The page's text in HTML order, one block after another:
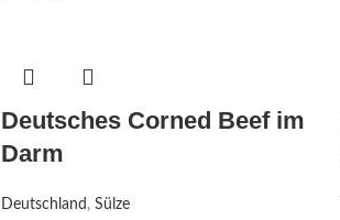
Deutsches Corned Beef im
Darm
Deutschland , Sülze